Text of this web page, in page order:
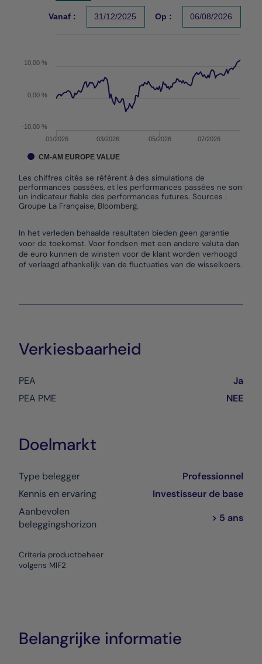
Les chiffres cités se réfèrent à des simulations de
The chart has 1 X axis displaying Time. Data ranges
Les chiffres cités se réfèrent à des simulations de
performances passées, et les performances passées ne sont pas
un indicateur fiable des performances futures. Sources :
Groupe La Française, Bloomberg.
01/2026 03/2026 05/2026 07/2026
0,00 %
-10,00 %
10,00 %
Vanaf : 31/12/2025 Op : 06/08/2026
CM-AM EUROPE VALUE
In het verleden behaalde resultaten bieden geen garantie
voor de toekomst. Voor fondsen met een andere valuta dan
de euro kunnen de winsten voor de klant worden verhoogd
of verlaagd afhankelijk van de fluctuaties van de wisselkoers.
Verkiesbaarheid
PEA
Ja
PEA PME
NEE
Doelmarkt
Type belegger
Professionnel
Kennis en ervaring
Investisseur de base
Aanbevolen
beleggingshorizon
> 5 ans
Criteria productbeheer
volgens MIF2
Belangrijke informatie